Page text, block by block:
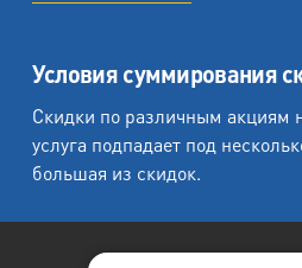
Условия суммирования
Скидки по различным акциям
услуга подпадает под
большая из скидок.